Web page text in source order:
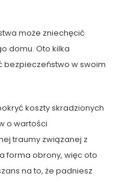
może zniechęcić
domu. Oto kilka
bezpieczeństwo w swoim
koszty skradzionych
o wartości
traumy związanej z
forma obrony, więc oto
na to, że padniesz